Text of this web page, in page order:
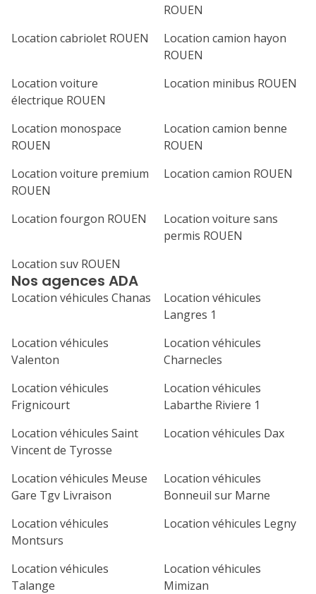
Nos agences ADA
Location véhicules Chanas
Location véhicules
Langres 1
Location véhicules
Valenton
Location véhicules
Charnecles
Location véhicules
Frignicourt
Location véhicules
Labarthe Riviere 1
Location véhicules Saint
Vincent de Tyrosse
Location véhicules Dax
Location véhicules Meuse
Gare Tgv Livraison
Location véhicules
Bonneuil sur Marne
Location véhicules
Montsurs
Location véhicules Legny
Location véhicules
Talange
Location véhicules
Mimizan
ROUEN
Location cabriolet ROUEN
Location camion hayon
ROUEN
Location voiture
électrique ROUEN
Location minibus ROUEN
Location monospace
ROUEN
Location camion benne
ROUEN
Location voiture premium
ROUEN
Location camion ROUEN
Location fourgon ROUEN
Location voiture sans
permis ROUEN
Location suv ROUEN